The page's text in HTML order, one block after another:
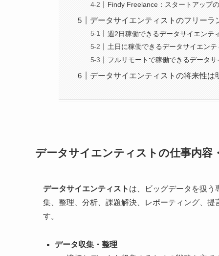
Findy Freelance：スタートアップ
データサイエンティストのフリーラ
週2日稼働できるデータサイエンテ
土日に稼働できるデータサイエン
フルリモートで稼働できるデータ
データサイエンティストの将来性は
データサイエンティストの仕事内容
データサイエンティスト は、ビッグデータを扱う
集、整理、分析、課題解決、レポーティング、
す。
データ収集・整理